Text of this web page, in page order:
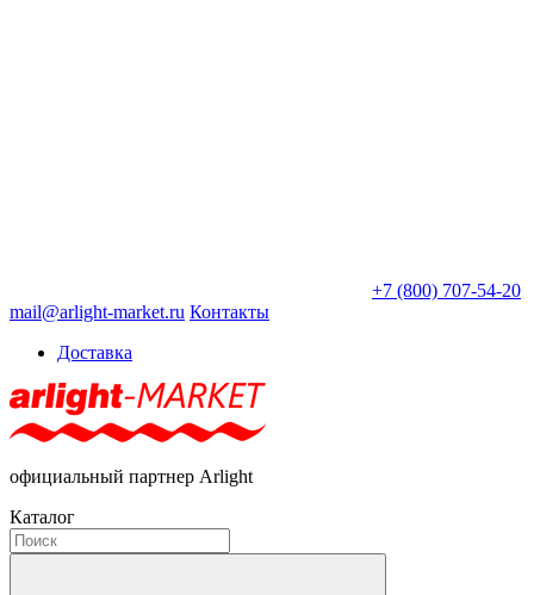
+7 (800) 707-54-20
mail@arlight-market.ru Контакты
Доставка
официальный партнер Arlight
Каталог